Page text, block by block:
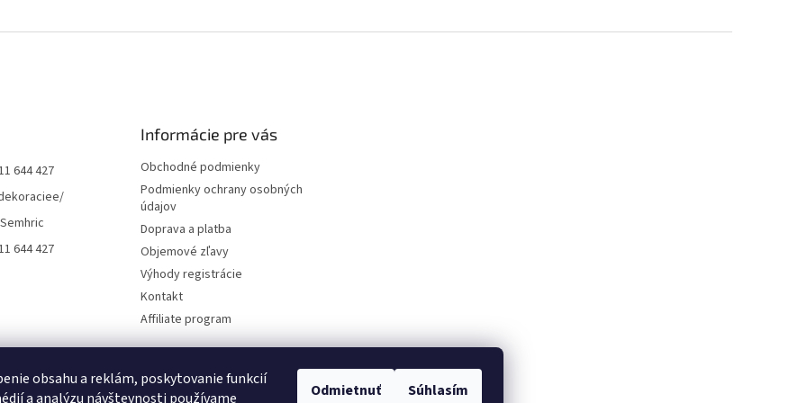
obsahu a reklám, poskytovanie funkcií
a analýzu návštevnosti používame
Odmietnuť Súhlasím
644 427
644 427
Informácie pre vás
Obchodné podmienky
Podmienky ochrany osobných
údajov
Doprava a platba
Objemové zľavy
Výhody registrácie
Kontakt
Affiliate program